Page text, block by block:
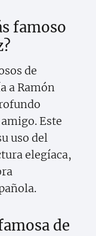
famoso
de
a Ramón
Este
uso del
elegíaca,
de